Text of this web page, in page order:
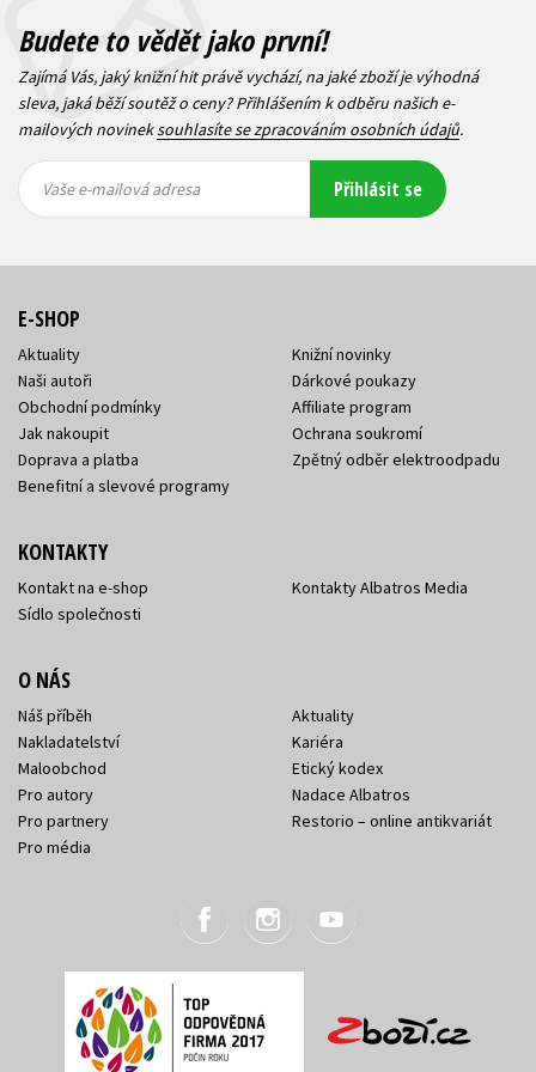
Budete to vědět jako první!
Zajímá Vás, jaký knižní hit právě vychází, na jaké zboží je výhodná
sleva, jaká běží soutěž o ceny? Přihlášením k odběru našich e-
mailových novineksouhlasíte se zpracováním osobních údajů.
mailová
mailová
Vaše e-mailová adresa Přihlásit se
E-SHOP
Aktuality
Naši autoři
Obchodní podmínky
Jak nakoupit
Doprava a platba
Benefitní a slevové programy
Knižní novinky
Dárkové poukazy
Affiliate program
Ochrana soukromí
Zpětný odběr elektroodpadu
KONTAKTY
Kontakt na e-shop
Sídlo společnosti
Kontakty Albatros Media
O NÁS
Náš příběh
Nakladatelství
Maloobchod
Pro autory
Pro partnery
Pro média
Aktuality
Kariéra
Etický kodex
Nadace Albatros
Restorio – online antikvariát